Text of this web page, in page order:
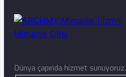
Dünya çapında hizmet sunuyoruz.